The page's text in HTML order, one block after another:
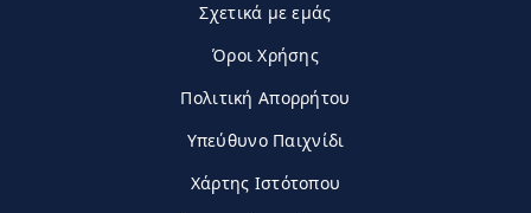
Σχετικά με εμάς
Όροι Χρήσης
Πολιτική Απορρήτου
Υπεύθυνο Παιχνίδι
Χάρτης Ιστότοπου